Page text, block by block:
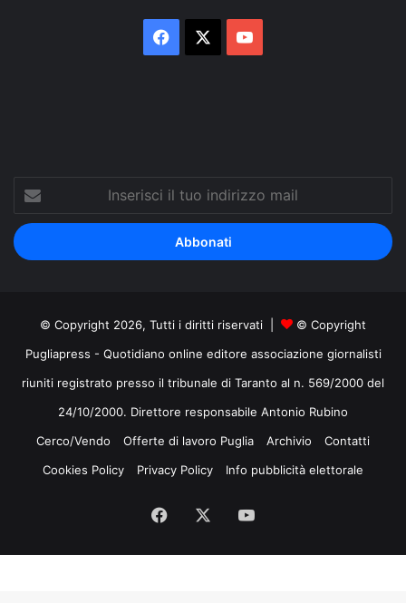
Facebook
tuo
indirizzo
mail
© Copyright 2026, Tutti i diritti riservati |
© Copyright
Pugliapress - Quotidiano online editore associazione giornalisti
riuniti registrato presso il tribunale di Taranto al n. 569/2000 del
24/10/2000. Direttore responsabile Antonio Rubino
Cerco/Vendo
Offerte di lavoro Puglia Archivio
Contatti
Cookies Policy
Privacy Policy Info pubblicità elettorale
Facebook
Tube